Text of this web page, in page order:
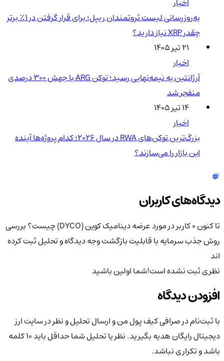
به‌روزرسانی لیست ثروتمندان ریپل؛ برای قرار گرفتن در ۱٪ برتر
چقدر XRP نیاز دارید؟
۲۱ تیر ۱۴۰۵
اخبار
آرژانتین به نیمه‌نهایی رسید؛ توکن ARG با جهش ۳۰۰ درصدی
منفجر شد
۱۴ تیر ۱۴۰۵
اخبار
بزرگ‌ترین توکن‌های RWA در سال ۲۰۲۶؛ کدام پروژه‌ها آینده
این بازار را می‌سازند؟
دیدگاه‌های کاربران
تا کنون 0 کاربر در مورد
عرضه دینامیک کوین (DYCO) چیست؟ بررسی
روش جذب سرمایه با قابلیت بازگشت وجهدیدگاه و تحلیل ثبت کرده
اند
نظری ثبت نشده است!شما اولین باشید
افزودن دیدگاه
با ثبت‌نام در صرافی کیف پول من و ارسال تحلیل و نظر در سایت ارز
دیجیتال رایگان هدیه بگیرید. نظر یا تحلیل شما حداقل باید ۱۰ کلمه
باشد و تکراری نباشد.